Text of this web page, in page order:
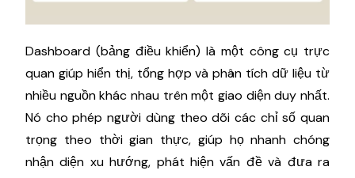
Dashboard (bảng điều khiển) là một công cụ trực
quan giúp hiển thị, tổng hợp và phân tích dữ liệu từ
nhiều nguồn khác nhau trên một giao diện duy nhất.
Nó cho phép người dùng theo dõi các chỉ số quan
trọng theo thời gian thực, giúp họ nhanh chóng
nhận diện xu hướng, phát hiện vấn đề và đưa ra